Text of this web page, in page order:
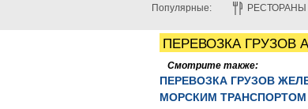
Популярные: РЕСТОРАНЫ
ПЕРЕВОЗКА ГРУЗОВ
Смотрите также:
ПЕРЕВОЗКА ГРУЗОВ
МОРСКИМ